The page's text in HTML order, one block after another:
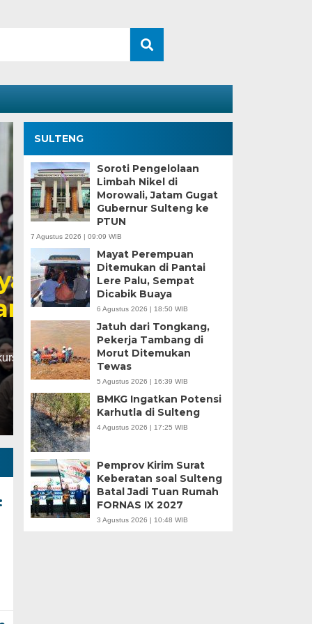
Kesaksian Buruh
Industri Nikel di
Minggu, 5 Jan 2025 - 18:59 WIB
HARIANSULTENG.COM, MOROWALI – Industri
punggung ekspor nasional. Mantra hilirisasi terus…
SULTENG
Soroti Pengelolaan
Limbah Nikel di
Morowali, Jatam Gugat
Gubernur Sulteng ke
PTUN
7 Agustus 2026 | 09:09 WIB
Mayat Perempuan
Ditemukan di Pantai
Lere Palu, Sempat
Dicabik Buaya
6 Agustus 2026 | 18:50 WIB
Jatuh dari Tongkang,
Pekerja Tambang di
Morut Ditemukan
Tewas
5 Agustus 2026 | 16:39 WIB
BMKG Ingatkan Potensi
Karhutla di Sulteng
4 Agustus 2026 | 17:25 WIB
Pemprov Kirim Surat
Keberatan soal Sulteng
Batal Jadi Tuan Rumah
FORNAS IX 2027
3 Agustus 2026 | 10:48 WIB